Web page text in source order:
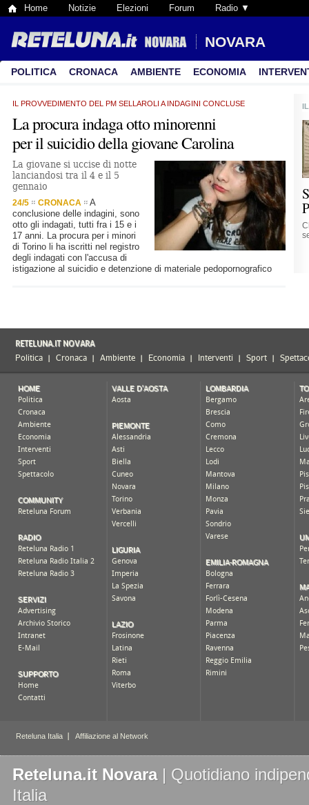
Home Notizie Elezioni Forum Radio ▼
NOVARA
POLITICA CRONACA AMBIENTE ECONOMIA
IL PROVVEDIMENTO DEL PM SELLAROLI A INDAGINI CONCLUSE
La procura indaga otto minorenni
per il suicidio della giovane Carolina
La giovane si uccise di notte
lanciandosi tra il 4 e il 5
gennaio
24/5 CRONACA
A
conclusione delle indagini, sono
otto gli indagati, tutti fra i 15 e i
17 anni. La procura per i minori
di Torino li ha iscritti nel registro
degli indagati con l'accusa di
istigazione al suicidio e detenzione di materiale pedopornografico
Reteluna.it Novara| Quotidiano
Italia